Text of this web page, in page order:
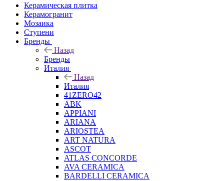
Керамическая плитка
Керамогранит
Мозаика
Ступени
Бренды
Назад
Бренды
Италия
Назад
Италия
41ZERO42
ABK
APPIANI
ARIANA
ARIOSTEA
ART NATURA
ASCOT
ATLAS CONCORDE
AVA CERAMICA
BARDELLI CERAMICA